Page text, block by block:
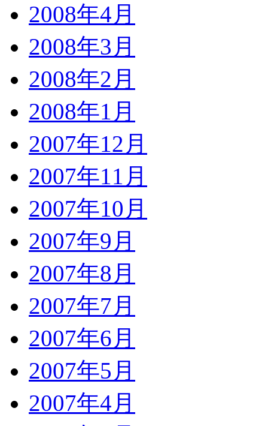
2008年4月
2008年3月
2008年2月
2008年1月
2007年12月
2007年11月
2007年10月
2007年9月
2007年8月
2007年7月
2007年6月
2007年5月
2007年4月